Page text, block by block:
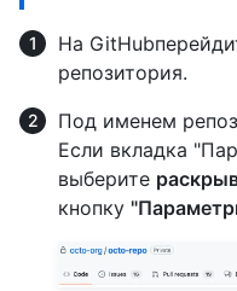
На
репозитория.
Под именем
Если вкладка
выберите
кнопку